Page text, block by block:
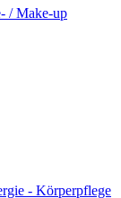
/ Make-up
- Körperpflege